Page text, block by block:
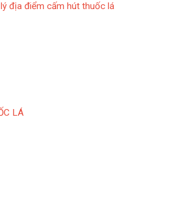
địa điểm cấm hút thuốc lá
LÁ